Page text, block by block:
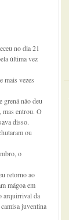
no dia 21
última vez
mais vezes
grená não deu
mas entrou. O
disso.
ou
o
retorno ao
mágoa em
arquirrival da
juventina